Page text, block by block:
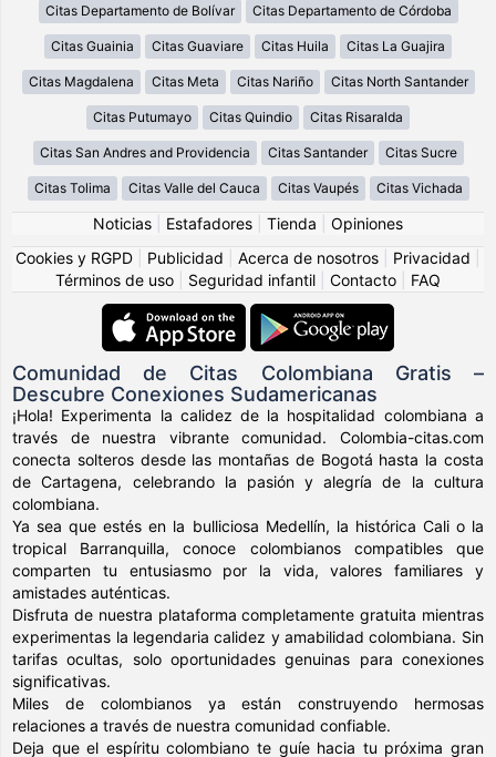
Citas Departamento de Bolívar Citas Departamento de Córdoba
Citas Guainia Citas Guaviare Citas Huila Citas La Guajira
Citas Magdalena Citas Meta Citas Nariño Citas North Santander
Citas Putumayo Citas Quindio Citas Risaralda
Citas San Andres and Providencia Citas Santander Citas Sucre
Citas Tolima Citas Valle del Cauca Citas Vaupés Citas Vichada
Noticias Estafadores Tienda
Opiniones
Cookies y RGPD
Publicidad Acerca de nosotros Privacidad
Términos de uso
Seguridad infantil Contacto FAQ
Comunidad de Citas Colombiana Gratis –
Descubre Conexiones Sudamericanas
¡Hola! Experimenta la calidez de la hospitalidad colombiana a
través de nuestra vibrante comunidad. Colombia-citas.com
conecta solteros desde las montañas de Bogotá hasta la costa
de Cartagena, celebrando la pasión y alegría de la cultura
colombiana.
Ya sea que estés en la bulliciosa Medellín, la histórica Cali o la
tropical Barranquilla, conoce colombianos compatibles que
comparten tu entusiasmo por la vida, valores familiares y
amistades auténticas.
Disfruta de nuestra plataforma completamente gratuita mientras
experimentas la legendaria calidez y amabilidad colombiana. Sin
tarifas ocultas, solo oportunidades genuinas para conexiones
significativas.
Miles de colombianos ya están construyendo hermosas
relaciones a través de nuestra comunidad confiable.
Deja que el espíritu colombiano te guíe hacia tu próxima gran